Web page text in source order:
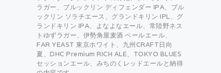
ラガー、ブルックリン ディフェンダー IPA、ブル
ックリン ソラチエース、グランドキリン IPL、グ
ランドキリン IPA、よなよなエール、常陸野ネス
トゆずラガー、伊勢角屋麦酒 ペールエール、
FAR YEAST 東京ホワイト、九州CRAFT日向
夏、DHC Premium RICH ALE、TOKYO BLUES
セッションエール、みちのくレッドエールと納得